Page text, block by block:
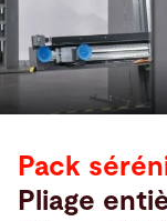
Pack
Pliage